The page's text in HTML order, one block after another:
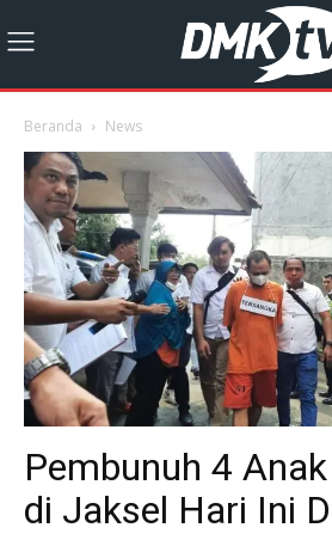
Beranda News
Pembunuh 4
di Jaksel Hari Ini